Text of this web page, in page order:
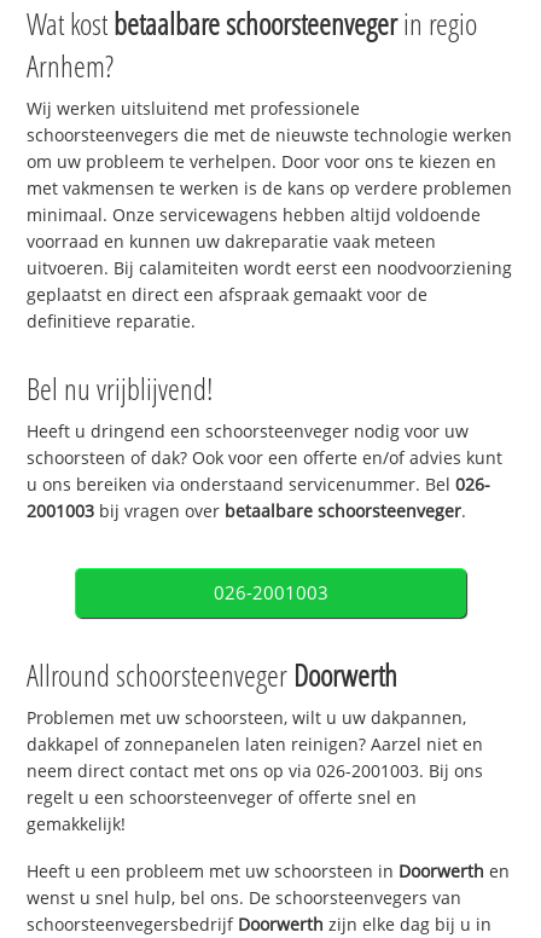
Wat kostbetaalbare schoorsteenvegerin regio
Arnhem?
Wij werken uitsluitend met professionele
schoorsteenvegers die met de nieuwste technologie werken
om uw probleem te verhelpen. Door voor ons te kiezen en
met vakmensen te werken is de kans op verdere problemen
minimaal. Onze servicewagens hebben altijd voldoende
voorraad en kunnen uw dakreparatie vaak meteen
uitvoeren. Bij calamiteiten wordt eerst een noodvoorziening
geplaatst en direct een afspraak gemaakt voor de
definitieve reparatie.
Bel nu vrijblijvend!
Heeft u dringend een schoorsteenveger nodig voor uw
schoorsteen of dak? Ook voor een offerte en/of advies kunt
u ons bereiken via onderstaand servicenummer. Bel026-
2001003 bij vragen over betaalbare schoorsteenveger.
026-2001003
Allround schoorsteenveger Doorwerth
Problemen met uw schoorsteen, wilt u uw dakpannen,
dakkapel of zonnepanelen laten reinigen? Aarzel niet en
neem direct contact met ons op via 026-2001003. Bij ons
regelt u een schoorsteenveger of offerte snel en
gemakkelijk!
Heeft u een probleem met uw schoorsteen in Doorwerth en
wenst u snel hulp, bel ons. De schoorsteenvegers van
schoorsteenvegersbedrijf Doorwerth zijn elke dag bij u in